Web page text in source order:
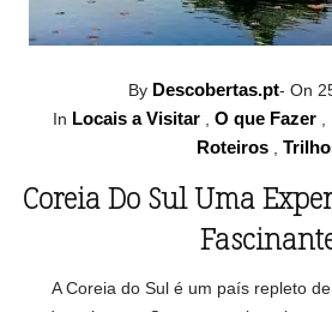
By Descobertas.pt- On
In Locais a Visitar, O que Fazer,
Roteiros
Coreia Do Sul Uma
A Coreia do Sul é um país repleto